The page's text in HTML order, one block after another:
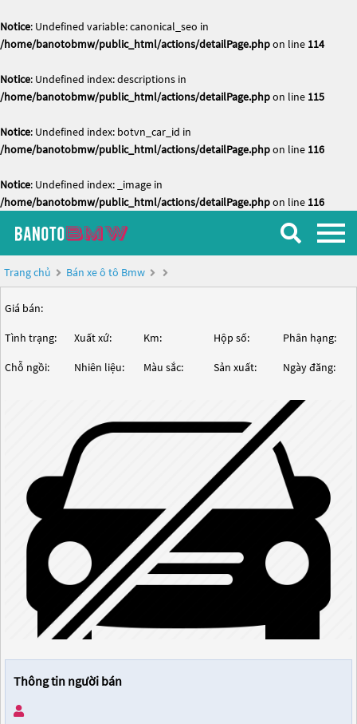
Notice: Undefined variable: canonical_seo in
/home/banotobmw/public_html/actions/detailPage.phpon line 114
Notice: Undefined index: descriptions in
/home/banotobmw/public_html/actions/detailPage.phpon line 115
Notice: Undefined index: botvn_car_id in
/home/banotobmw/public_html/actions/detailPage.phpon line 116
Notice: Undefined index: _image in
/home/banotobmw/public_html/actions/detailPage.phpon line 116
Trang chủ Bán xe ô tô Bmw
Giá bán:
Tình trạng: Xuất xứ: Km: Hộp số: Phân hạng:
Chỗ ngồi: Nhiên liệu: Màu sắc: Sản xuất: Ngày đăng:
Thông tin người bán